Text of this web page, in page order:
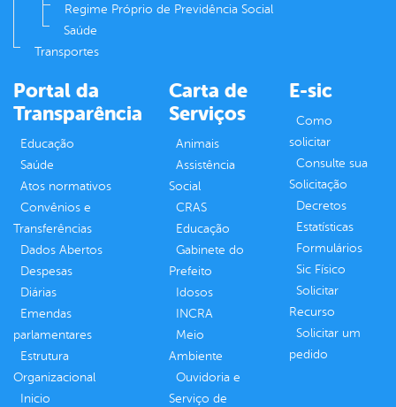
Regime Próprio de Previdência Social
Saúde
Transportes
Portal da
Transparência
Educação
Saúde
Atos normativos
Convênios e
Transferências
Dados Abertos
Despesas
Diárias
Emendas
parlamentares
Estrutura
Organizacional
Inicio
Carta de
Serviços
Animais
Assistência
Social
CRAS
Educação
Gabinete do
Prefeito
Idosos
INCRA
Meio
Ambiente
Ouvidoria e
Serviço de
E-sic
Como
solicitar
Consulte sua
Solicitação
Decretos
Estatísticas
Formulários
Sic Físico
Solicitar
Recurso
Solicitar um
pedido